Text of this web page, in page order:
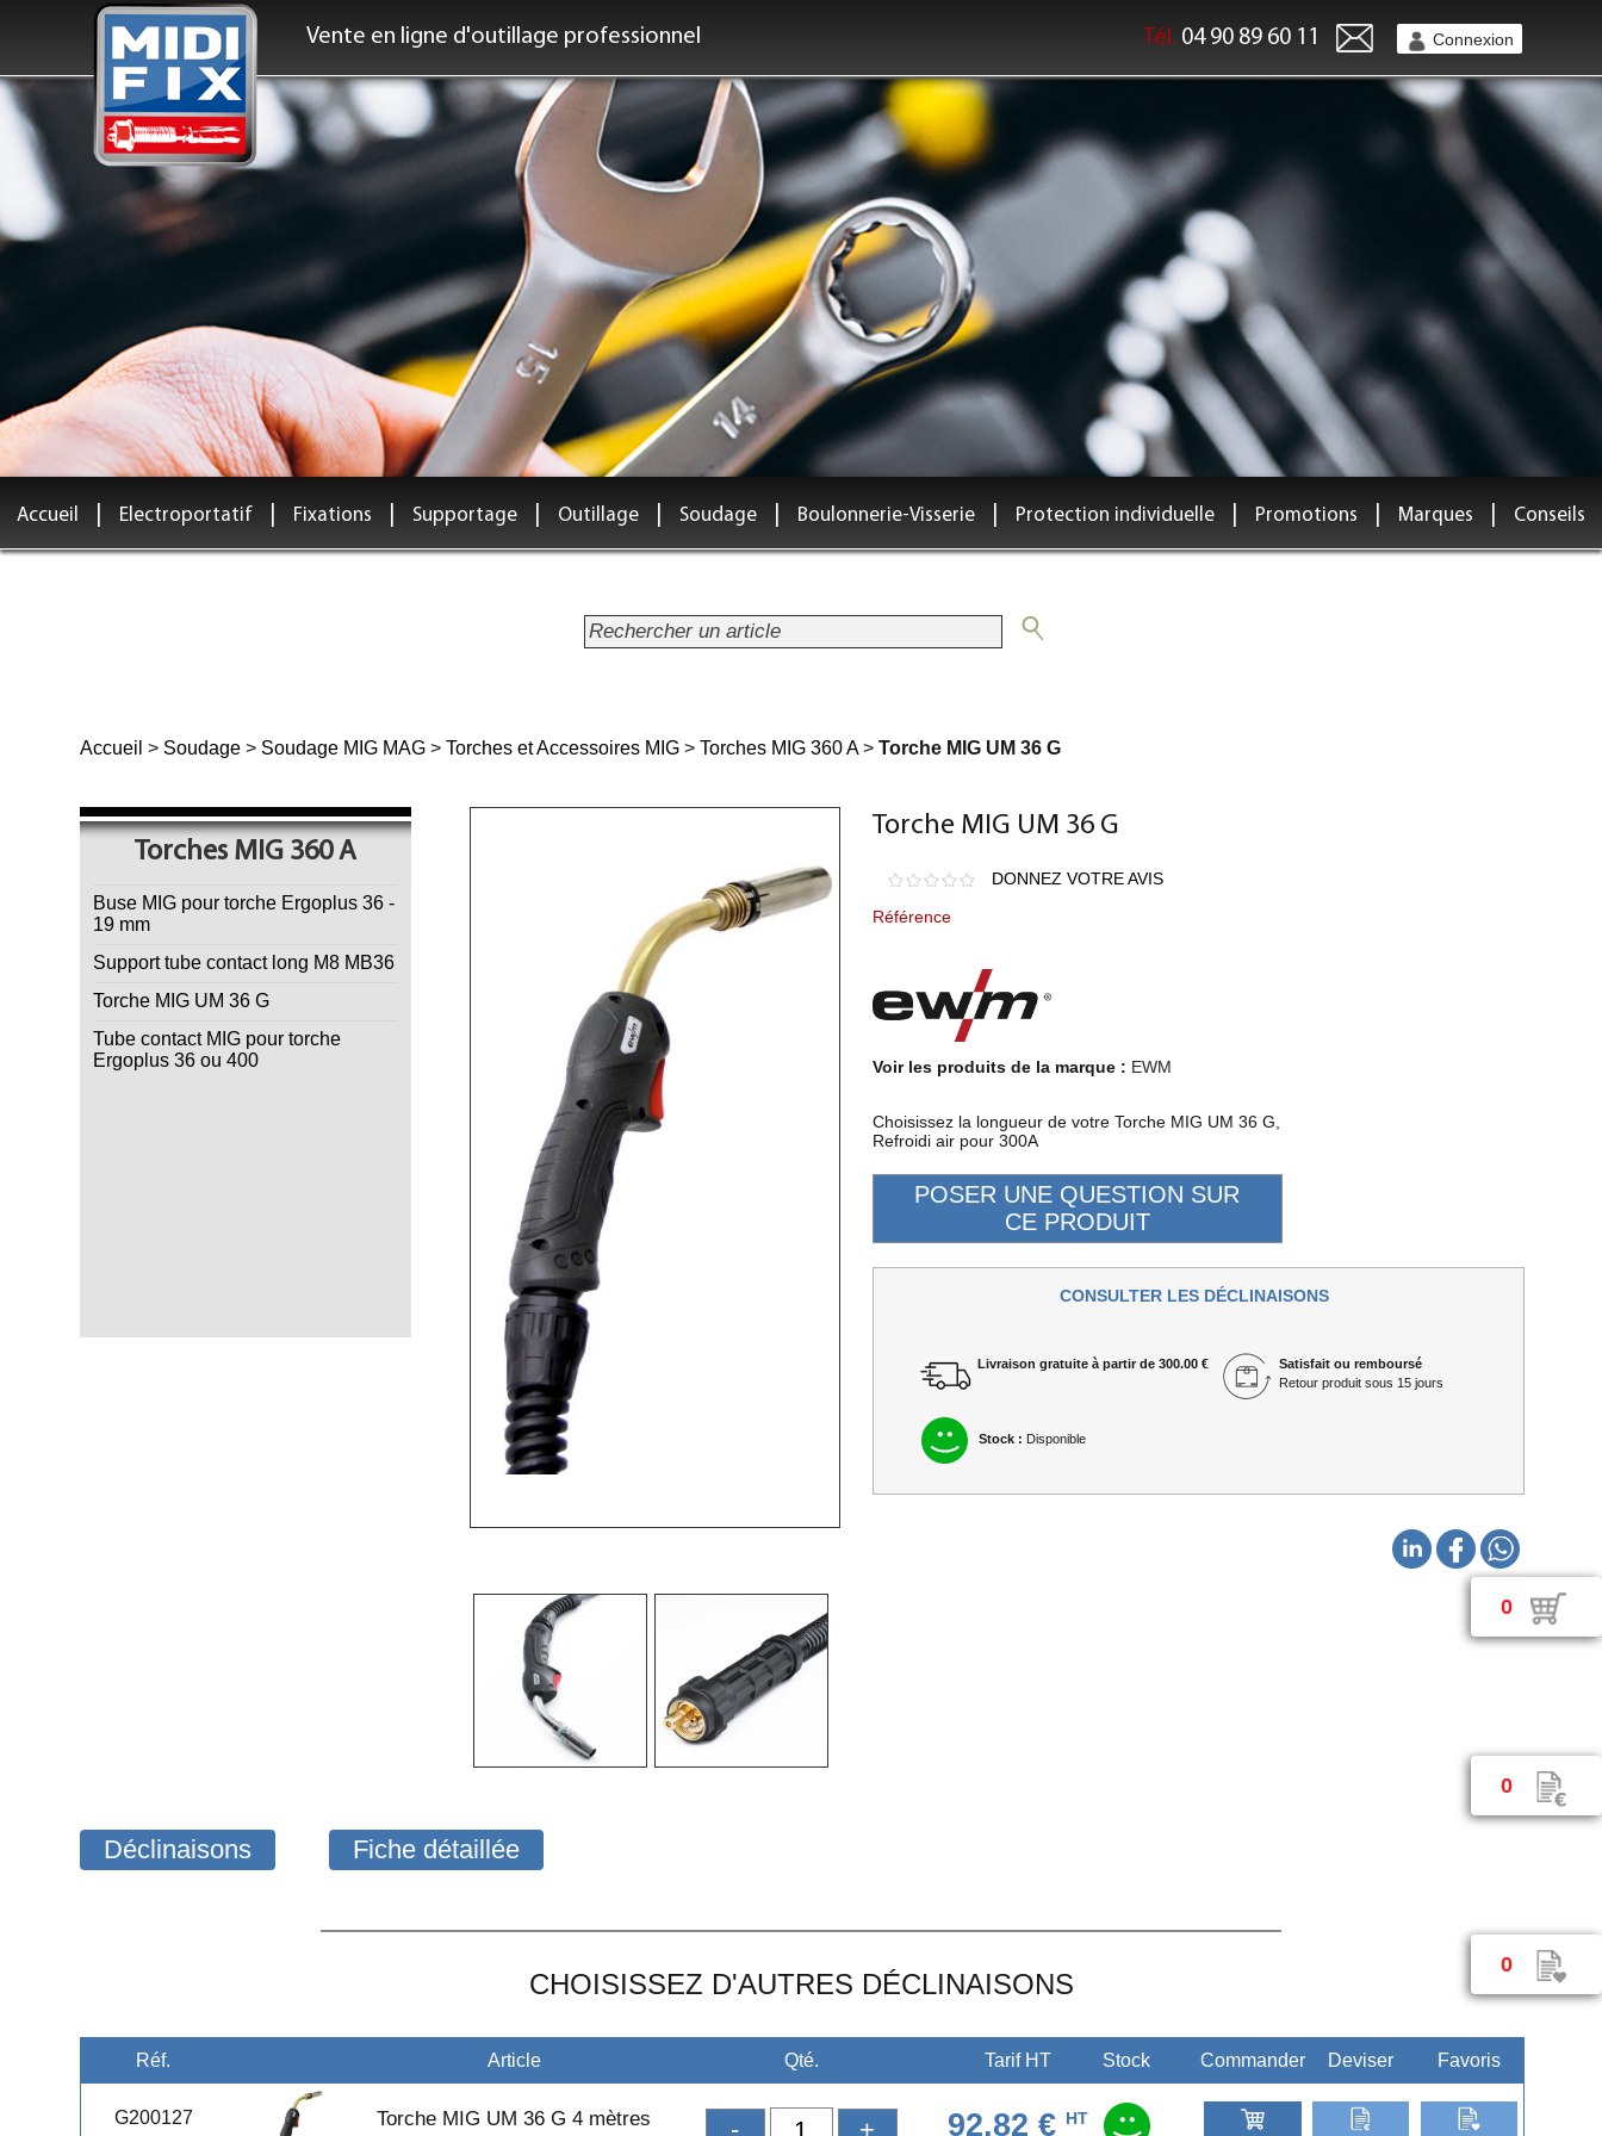
Vente en ligne d'outillage professionnel Connexion
Tél. 04 90 89 60 11
0
0
0
Accueil Electroportatif Fixations Supportage Outillage Soudage Boulonnerie-Visserie Protection individuelle Promotions Marques Conseils
Accueil > Soudage > Soudage MIG MAG >Torches et Accessoires MIG >Torches MIG 360 A>Torche MIG UM 36 G
Torches MIG 360 A
Buse MIG pour torche Ergoplus 36 -
19 mm
Support tube contact long M8 MB36
Torche MIG UM 36 G
Tube contact MIG pour torche
Ergoplus 36 ou 400
Torche MIG UM 36 G
DONNEZ VOTRE AVIS
Référence
Voir les produits de la marque : EWM
Choisissez la longueur de votre Torche MIG UM 36 G,
Refroidi air pour 300A
CONSULTER LES DÉCLINAISONS
Livraison gratuite à partir de 300.00 €
Satisfait ou remboursé
Retour produit sous 15 jours
Stock : Disponible
Déclinaisons Fiche détaillée
CHOISISSEZ D'AUTRES DÉCLINAISONS
Réf. Article Qté. Tarif HT Stock Commander Deviser Favoris
G200127 Torche MIG UM 36 G 4 mètres - + 92,82 € HT